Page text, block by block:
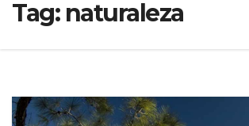
Tag: naturaleza